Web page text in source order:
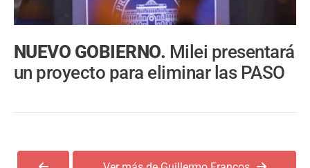
NUEVO GOBIERNO. Milei presentará
un proyecto para eliminar las PASO